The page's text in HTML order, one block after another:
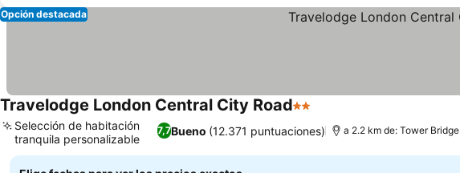
Opción destacada
Travelodge London Central City Road2 Estrellas
7,7Bueno (12.371 puntuaciones)
Selección de habitación
tranquila personalizable
a 2.2 km de: Tower Bridge